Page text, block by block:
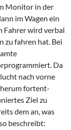
Monitor in der
im Wa­gen ein
Fahrer wird verbal
zu fahren hat. Bei
Da
nach vorne
herum fortent­
Ziel zu
dem an, was
beschreibt: